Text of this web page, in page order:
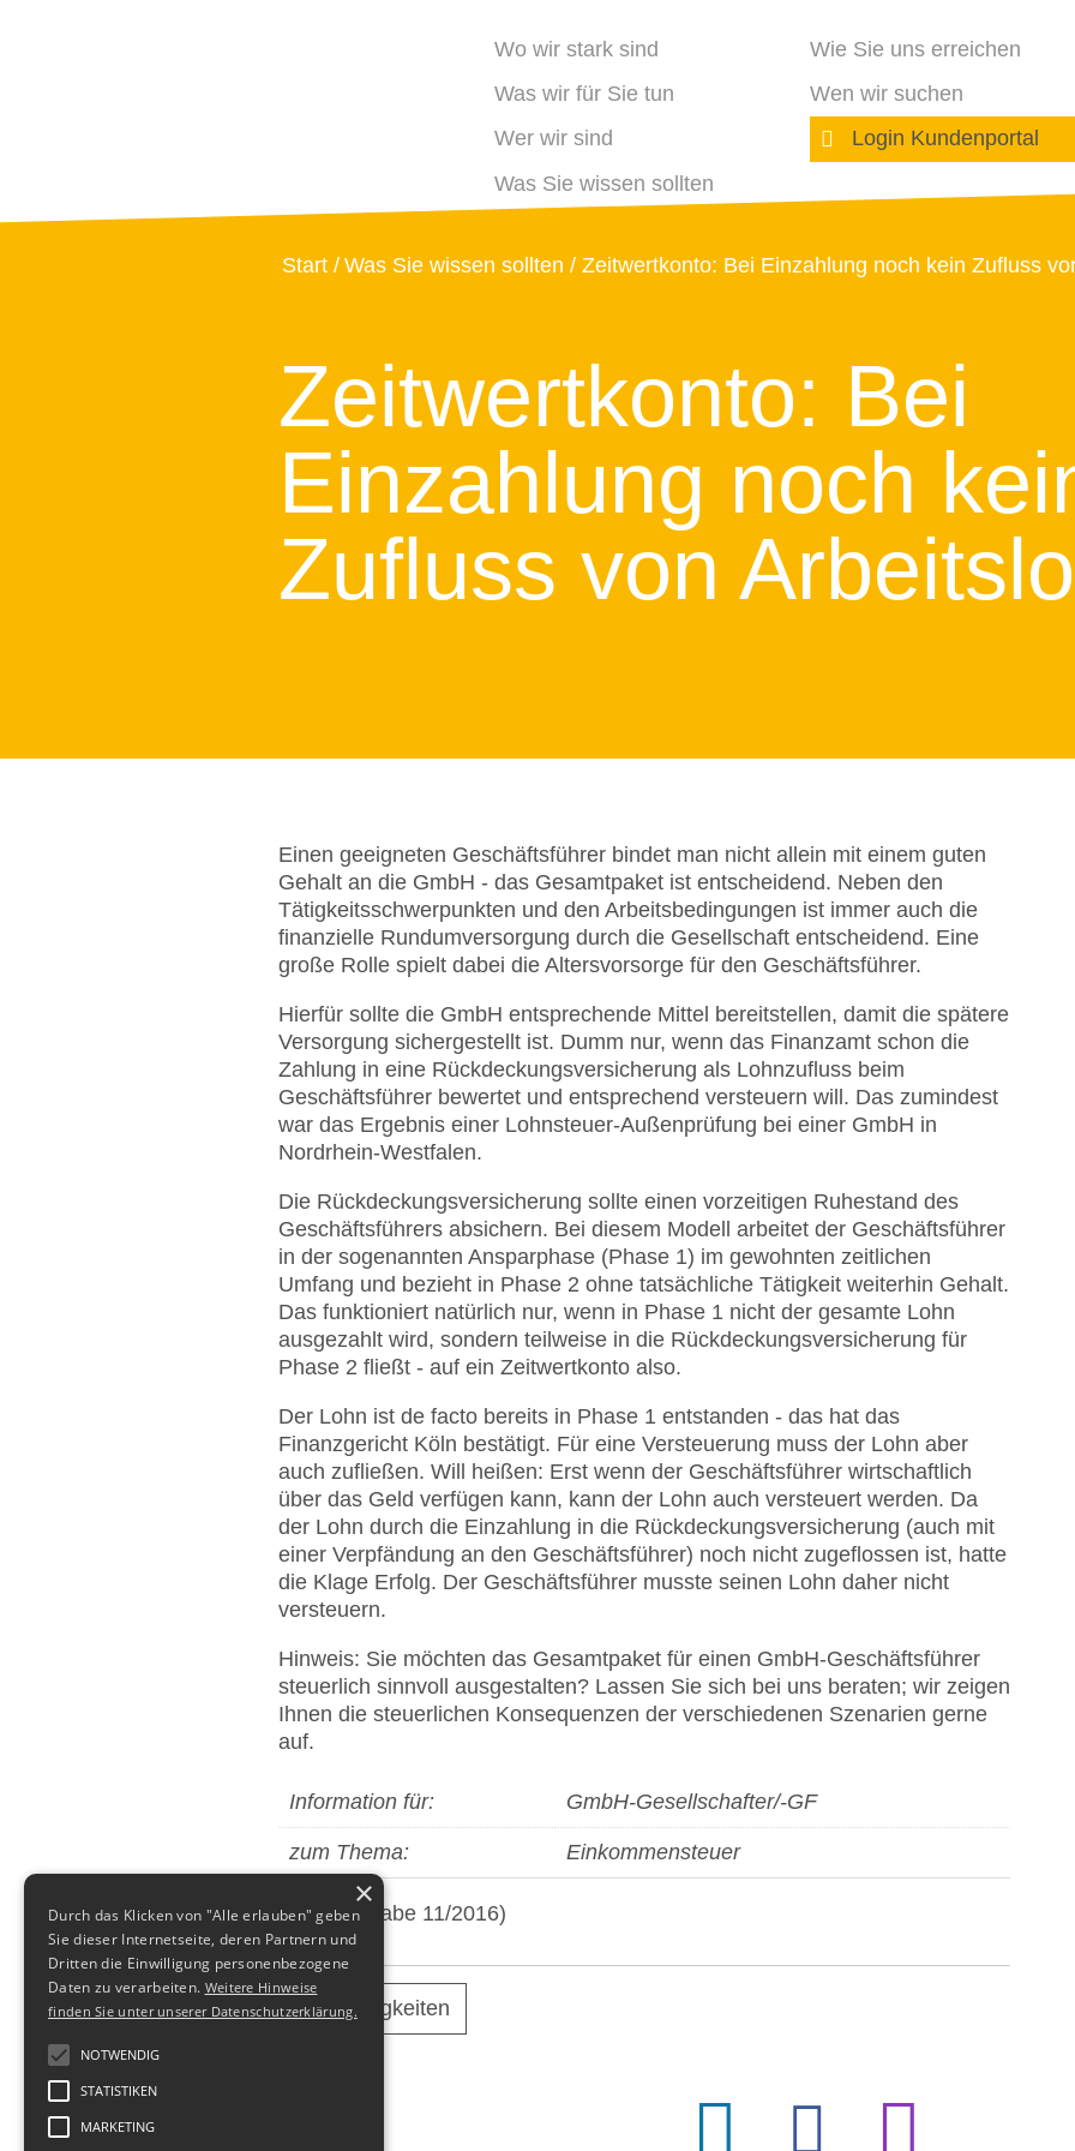
Wo wir stark sind
Was wir für Sie tun
Wer wir sind
Was Sie wissen sollten
Wie Sie uns erreichen
Wen wir suchen
Login Kundenportal
Start Was Sie wissen sollten Zeitwertkonto: Bei Einzahlung noch kein Zufluss
Zeitwertkonto: Bei
Einzahlung noch
Zufluss von
Einen geeigneten Geschäftsführer bindet man nicht allein mit einem guten
Gehalt an die GmbH - das Gesamtpaket ist entscheidend. Neben den
Tätigkeitsschwerpunkten und den Arbeitsbedingungen ist immer auch die
finanzielle Rundumversorgung durch die Gesellschaft entscheidend. Eine
große Rolle spielt dabei die Altersvorsorge für den Geschäftsführer.
Hierfür sollte die GmbH entsprechende Mittel bereitstellen, damit die spätere
Versorgung sichergestellt ist. Dumm nur, wenn das Finanzamt schon die
Zahlung in eine Rückdeckungsversicherung als Lohnzufluss beim
Geschäftsführer bewertet und entsprechend versteuern will. Das zumindest
war das Ergebnis einer Lohnsteuer-Außenprüfung bei einer GmbH in
Nordrhein-Westfalen.
Die Rückdeckungsversicherung sollte einen vorzeitigen Ruhestand des
Geschäftsführers absichern. Bei diesem Modell arbeitet der Geschäftsführer
in der sogenannten Ansparphase (Phase 1) im gewohnten zeitlichen
Umfang und bezieht in Phase 2 ohne tatsächliche Tätigkeit weiterhin Gehalt.
Das funktioniert natürlich nur, wenn in Phase 1 nicht der gesamte Lohn
ausgezahlt wird, sondern teilweise in die Rückdeckungsversicherung für
Phase 2 fließt - auf ein Zeitwertkonto also.
Der Lohn ist de facto bereits in Phase 1 entstanden - das hat das
Finanzgericht Köln bestätigt. Für eine Versteuerung muss der Lohn aber
auch zufließen. Will heißen: Erst wenn der Geschäftsführer wirtschaftlich
über das Geld verfügen kann, kann der Lohn auch versteuert werden. Da
der Lohn durch die Einzahlung in die Rückdeckungsversicherung (auch mit
einer Verpfändung an den Geschäftsführer) noch nicht zugeflossen ist, hatte
die Klage Erfolg. Der Geschäftsführer musste seinen Lohn daher nicht
versteuern.
Hinweis: Sie möchten das Gesamtpaket für einen GmbH-Geschäftsführer
steuerlich sinnvoll ausgestalten? Lassen Sie sich bei uns beraten; wir zeigen
Ihnen die steuerlichen Konsequenzen der verschiedenen Szenarien gerne
auf.
Information für: GmbH-Gesellschafter/-GF
zum Thema: Einkommensteuer
(aus: Ausgabe 11/2016)
alle Neuigkeiten
×
Durch das Klicken von "Alle erlauben" geben
Sie dieser Internetseite, deren Partnern und
Dritten die Einwilligung personenbezogene
Daten zu verarbeiten. Weitere Hinweise
finden Sie unter unserer Datenschutzerklärung.
NOTWENDIG
STATISTIKEN
MARKETING